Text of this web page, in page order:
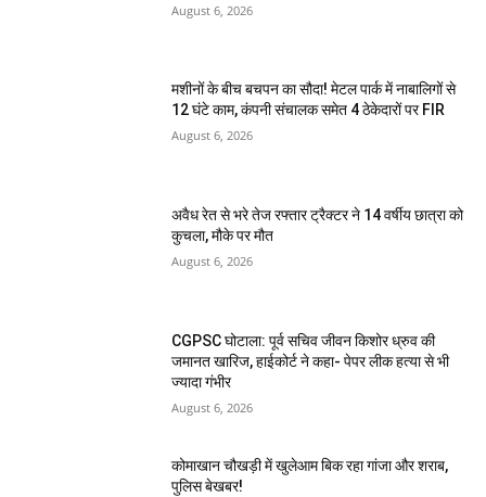
August 6, 2026
मशीनों के बीच बचपन का सौदा! मेटल पार्क में नाबालिगों से
12 घंटे काम, कंपनी संचालक समेत 4 ठेकेदारों पर FIR
August 6, 2026
अवैध रेत से भरे तेज रफ्तार ट्रैक्टर ने 14 वर्षीय छात्रा को
कुचला, मौके पर मौत
August 6, 2026
CGPSC घोटाला: पूर्व सचिव जीवन किशोर ध्रुव की
जमानत खारिज, हाईकोर्ट ने कहा- पेपर लीक हत्या से भी
ज्यादा गंभीर
August 6, 2026
कोमाखान चौखड़ी में खुलेआम बिक रहा गांजा और शराब,
पुलिस बेखबर!